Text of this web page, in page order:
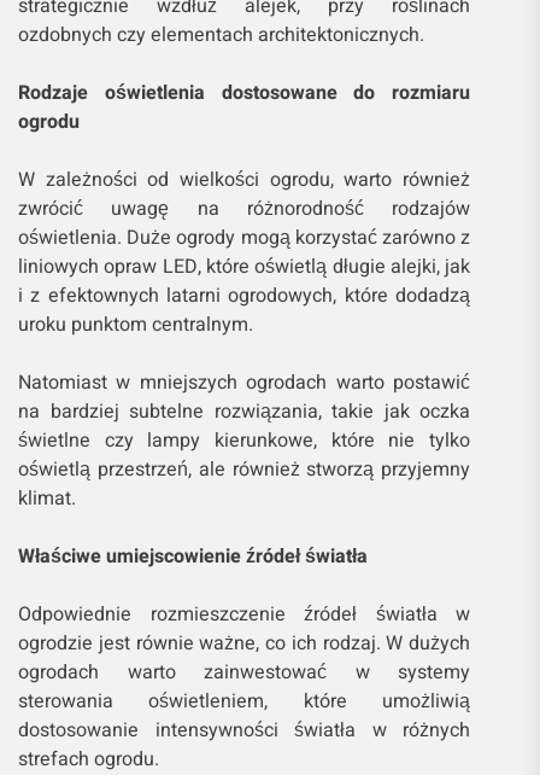
strategicznie wzdłuż alejek, przy roślinach
ozdobnych czy elementach architektonicznych.
Rodzaje oświetlenia dostosowane do rozmiaru
ogrodu
W zależności od wielkości ogrodu, warto również
zwrócić uwagę na różnorodność rodzajów
oświetlenia. Duże ogrody mogą korzystać zarówno z
liniowych opraw LED, które oświetlą długie alejki, jak
i z efektownych latarni ogrodowych, które dodadzą
uroku punktom centralnym.
Natomiast w mniejszych ogrodach warto postawić
na bardziej subtelne rozwiązania, takie jak oczka
świetlne czy lampy kierunkowe, które nie tylko
oświetlą przestrzeń, ale również stworzą przyjemny
klimat.
Właściwe umiejscowienie źródeł światła
Odpowiednie rozmieszczenie źródeł światła w
ogrodzie jest równie ważne, co ich rodzaj. W dużych
ogrodach warto zainwestować w systemy
sterowania oświetleniem, które umożliwią
dostosowanie intensywności światła w różnych
strefach ogrodu.